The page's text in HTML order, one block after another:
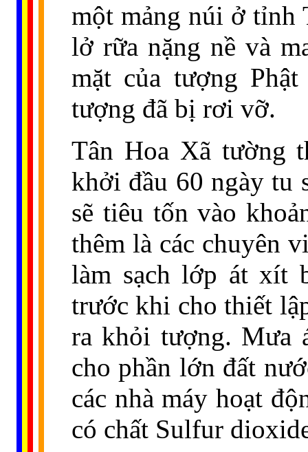
một mảng núi ở tỉnh
lở rữa nặng nề và
mặt của tượng
tượng đã bị rơi vỡ.
Tân Hoa Xã tường
khởi đầu 60 ngày tu
sẽ tiêu tốn vào
thêm là các chuyên
làm sạch lớp át xít
trước khi cho thiết
ra khỏi tượng. Mưa
cho phần lớn đất
các nhà máy hoạt
có chất Sulfur